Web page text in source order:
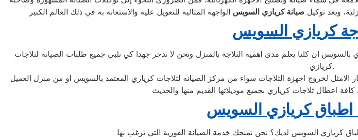
ويعد توكيل صيانةكريازي السويس
كريازي السويس
ان كلنا يعلم مدى اهمية الثلاجة بالمنزل ونحن لا ندخر جهدا كي نلبي جميع طلبات الصيانه لثلاجات
كريازي.
اطباق كريازي السويس